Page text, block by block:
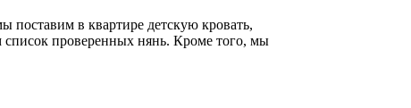
в квартире детскую кровать,
проверенных нянь. Кроме того, мы